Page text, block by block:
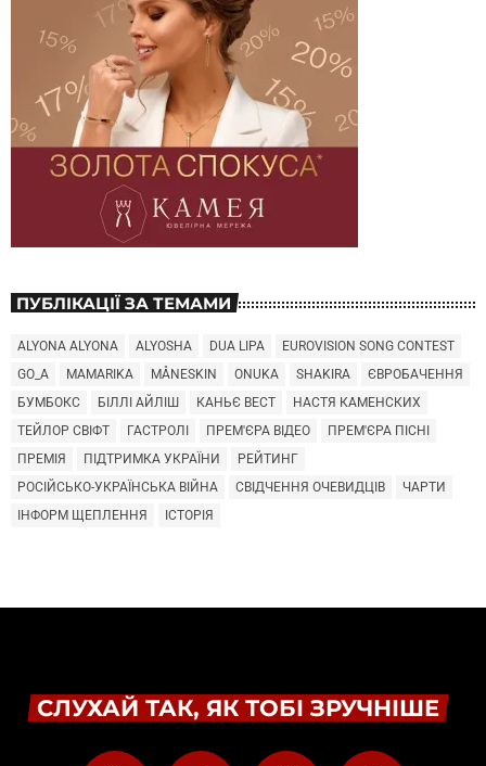
ПУБЛІКАЦІЇ ЗА ТЕМАМИ
ALYONA ALYONA ALYOSHA DUA LIPA
EUROVISION SONG CONTEST
GO_A
MAMARIKA MÅNESKIN ONUKA SHAKIRA
ЄВРОБАЧЕННЯ
БУМБОКС
БІЛЛІ АЙЛІШ КАНЬЄ ВЕСТ
НАСТЯ КАМЕНСКИХ
ТЕЙЛОР СВІФТ
ГАСТРОЛІ ПРЕМ'ЄРА ВІДЕО
ПРЕМ'ЄРА ПІСНІ
ПРЕМІЯ
ПІДТРИМКА УКРАЇНИ
РЕЙТИНГ
РОСІЙСЬКО-УКРАЇНСЬКА ВІЙНА
СВІДЧЕННЯ ОЧЕВИДЦІВ
ЧАРТИ
ІНФОРМ ЩЕПЛЕННЯ
ІСТОРІЯ
СЛУХАЙ ТАК, ЯК ТОБІ ЗРУЧНІШЕ